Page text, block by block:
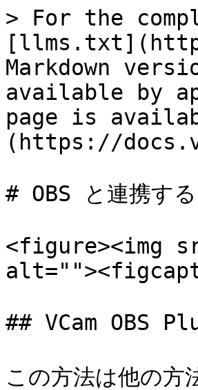
> For the
Markdown
available by
page is
(https://
# OBS と連携する
<figure><img
## VCam OBS
この方法は他の方